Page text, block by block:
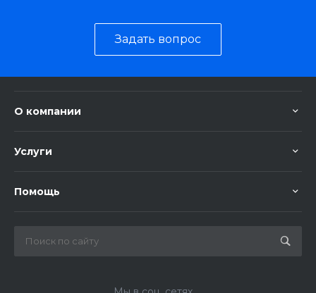
Задать вопрос
О компании
Услуги
Помощь